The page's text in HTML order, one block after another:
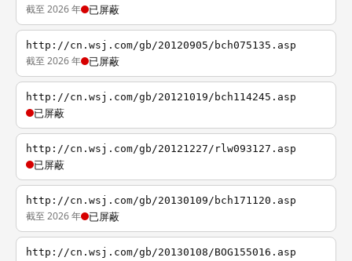
截至 2026 年 已屏蔽
http://cn.wsj.com/gb/20120905/bch075135.asp
截至 2026 年 已屏蔽
http://cn.wsj.com/gb/20121019/bch114245.asp
已屏蔽
http://cn.wsj.com/gb/20121227/rlw093127.asp
已屏蔽
http://cn.wsj.com/gb/20130109/bch171120.asp
截至 2026 年 已屏蔽
http://cn.wsj.com/gb/20130108/BOG155016.asp